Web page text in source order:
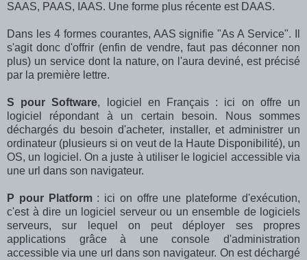
SAAS, PAAS, IAAS. Une forme plus récente est DAAS.
Dans les 4 formes courantes, AAS signifie "As A Service". Il
s'agit donc d'offrir (enfin de vendre, faut pas déconner non
plus) un service dont la nature, on l'aura deviné, est précisé
par la première lettre.
S pour Software, logiciel en Français : ici on offre un
logiciel répondant à un certain besoin. Nous sommes
déchargés du besoin d'acheter, installer, et administrer un
ordinateur (plusieurs si on veut de la Haute Disponibilité), un
OS, un logiciel. On a juste à utiliser le logiciel accessible via
une url dans son navigateur.
P pour Platform: ici on offre une plateforme d'exécution,
c'est à dire un logiciel serveur ou un ensemble de logiciels
serveurs, sur lequel on peut déployer ses propres
applications grâce à une console d'administration
accessible via une url dans son navigateur. On est déchargé